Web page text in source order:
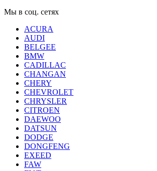
Мы в соц. сетях
ACURA
AUDI
BELGEE
BMW
CADILLAC
CHANGAN
CHERY
CHEVROLET
CHRYSLER
CITROEN
DAEWOO
DATSUN
DODGE
DONGFENG
EXEED
FAW